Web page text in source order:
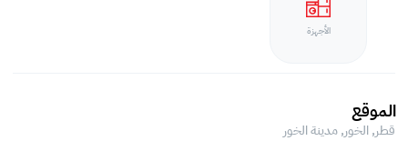
الأجهزة
الموقع
قطر, الخور,مدينة الخور